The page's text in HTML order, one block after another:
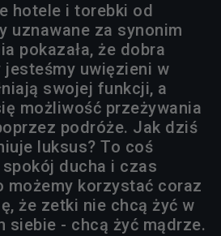
hotele i torebki od
uznawane za synonim
pokazała, że dobra
jesteśmy uwięzieni w
swojej funkcji, a
możliwość przeżywania
podróże. Jak dziś
luksus? To coś
ducha i czas
korzystać coraz
że zetki nie chcą żyć w
siebie - chcą żyć mądrze.